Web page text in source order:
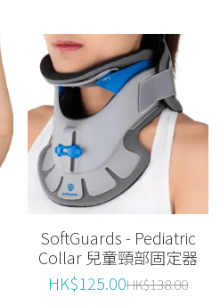
SoftGuards - Pediatric
Collar 兒童頸部固定器
HK$125.00HK$138.00